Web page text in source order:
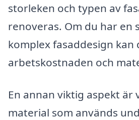
storleken och typen av
renoveras. Om du har en
komplex fasaddesign kan
arbetskostnaden och
En annan viktig aspekt är
material som används